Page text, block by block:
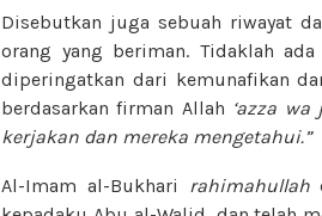
Disebutkan juga sebuah riwayat
orang yang beriman. Tidaklah
diperingatkan dari kemunafikan
berdasarkan firman Allah ‘azza wa
kerjakan dan mereka mengetahui.”
Al-Imam al-Bukhari rahimahullah